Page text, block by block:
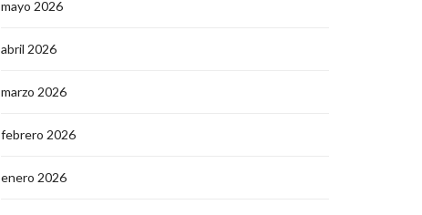
mayo 2026
abril 2026
marzo 2026
febrero 2026
enero 2026